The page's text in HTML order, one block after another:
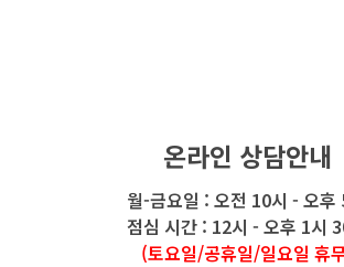
온라인 상담안내
월-금요일 : 오전 10시 - 오후
점심 시간 : 12시 - 오후 1시
(토요일/공휴일/일요일 휴